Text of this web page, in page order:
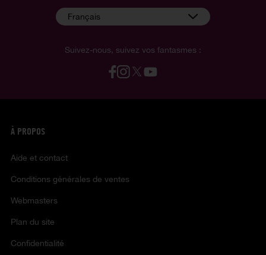
Suivez-nous, suivez vos fantasmes :
Français
À PROPOS
Aide et contact
Conditions générales de ventes
Webmasters
Plan du site
Confidentialité